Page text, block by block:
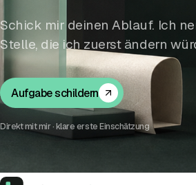
Schick mir deinen Ablauf. Ich
Stelle, die ich zuerst ändern
Aufgabe schildern
Direkt mit mir · klare erste Einschätzung